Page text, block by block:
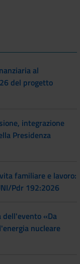
al
del progetto
integrazione
Presidenza
familiare e lavoro:
Pdr 192:2026
«Da
nucleare